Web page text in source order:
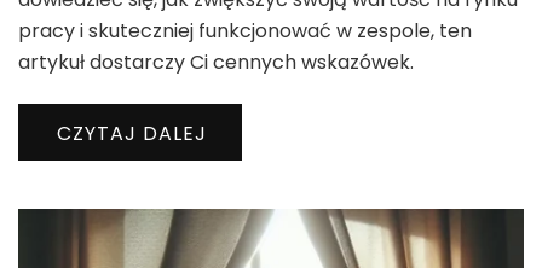
pracy i skuteczniej funkcjonować w zespole, ten
artykuł dostarczy Ci cennych wskazówek.
CZYTAJ DALEJ